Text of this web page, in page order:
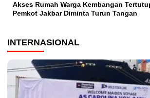
Akses Rumah Warga Kembangan
Pemkot Jakbar Diminta Turun Tangan
INTERNASIONAL